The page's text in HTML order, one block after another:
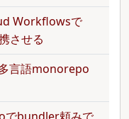
Workflowsで
させる
言語monorepo